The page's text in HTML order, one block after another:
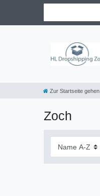
Zur Startseite gehen
Zoch